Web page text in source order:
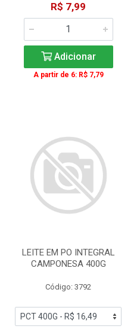
R$ 7,99
Adicionar
A partir de 6: R$ 7,79
LEITE EM PO INTEGRAL
CAMPONESA 400G
Código: 3792